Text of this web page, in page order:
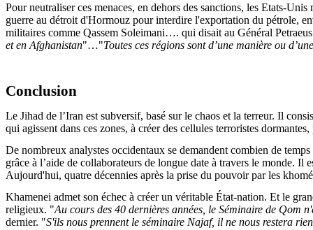
Pour neutraliser ces menaces, en dehors des sanctions, les Etats-Unis
guerre au détroit d'Hormouz pour interdire l'exportation du pétrole,
militaires comme Qassem Soleimani…. qui disait au Général Petraeus
et en Afghanistan"…"Toutes ces régions sont d’une manière ou
Conclusion
Le Jihad de l’Iran est subversif, basé sur le chaos et la terreur. Il
qui agissent dans ces zones, à créer des cellules terroristes
De nombreux analystes occidentaux se demandent combien de
grâce à l’aide de collaborateurs de longue date à travers le monde.
Aujourd'hui, quatre décennies après la prise du pouvoir par les
Khamenei admet son échec à créer un véritable État-nation. Et le
religieux. "Au cours des 40 dernières années, le Séminaire de Qom
dernier. "S'ils nous prennent le séminaire Najaf, il ne nous restera